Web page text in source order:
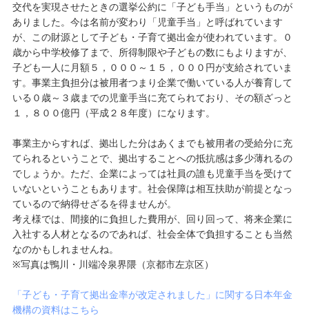
交代を実現させたときの選挙公約に「子ども手当」というものが
ありました。今は名前が変わり「児童手当」と呼ばれています
が、この財源として子ども・子育て拠出金が使われています。０
歳から中学校修了まで、所得制限や子どもの数にもよりますが、
子ども一人に月額５，０００～１５，０００円が支給されていま
す。事業主負担分は被用者つまり企業で働いている人が養育して
いる０歳～３歳までの児童手当に充てられており、その額ざっと
１，８００億円（平成２８年度）になります。
事業主からすれば、拠出した分はあくまでも被用者の受給分に充
てられるということで、拠出することへの抵抗感は多少薄れるの
でしょうか。ただ、企業によっては社員の誰も児童手当を受けて
いないということもあります。社会保障は相互扶助が前提となっ
ているので納得せざるを得ませんが。
考え様では、間接的に負担した費用が、回り回って、将来企業に
入社する人材となるのであれば、社会全体で負担することも当然
なのかもしれませんね。
※写真は鴨川・川端冷泉界隈（京都市左京区）
「子ども・子育て拠出金率が改定されました」に関する日本年金
機構の資料はこちら